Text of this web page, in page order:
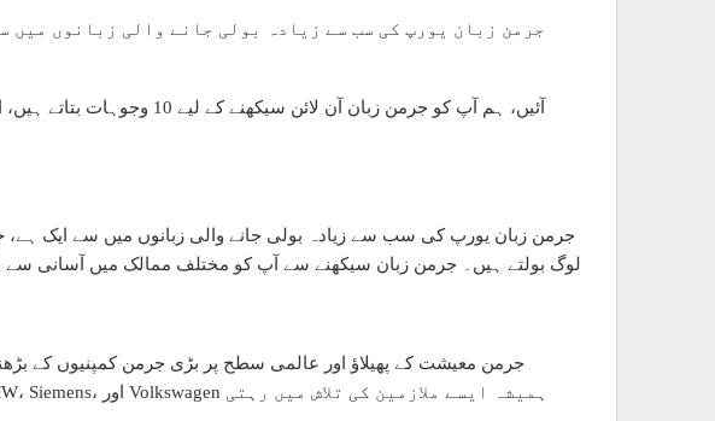
جرمن زبان یورپ کی سب سے زیادہ بولی جانے والی زبانوں میں
آئیں، ہم آپ کو جرمن زبان
لوگ بولتے ہیں۔ جرمن زبان سیکھنے سے آپ کو مختلف ممالک میں آسانی سے
جرمن معیشت کے پھیلاؤ اور عالمی سطح پر بڑی جرمن کمپنیوں کے